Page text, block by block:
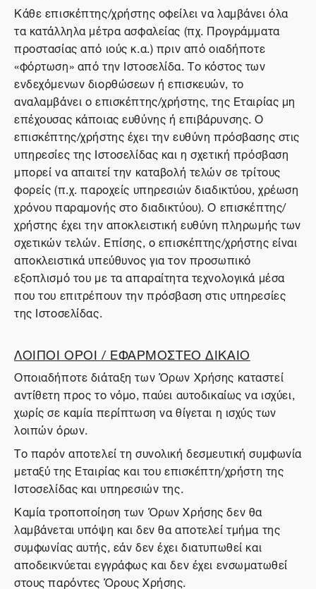
Κάθε επισκέπτης/χρήστης οφείλει να λαμβάνει όλα
τα κατάλληλα μέτρα ασφαλείας (πχ. Προγράμματα
προστασίας από ιούς κ.α.) πριν από οιαδήποτε
«φόρτωση» από την Ιστοσελίδα. Το κόστος των
ενδεχόμενων διορθώσεων ή επισκευών, το
αναλαμβάνει ο επισκέπτης/χρήστης, της Εταιρίας μη
επέχουσας κάποιας ευθύνης ή επιβάρυνσης. Ο
επισκέπτης/χρήστης έχει την ευθύνη πρόσβασης στις
υπηρεσίες της Ιστοσελίδας και η σχετική πρόσβαση
μπορεί να απαιτεί την καταβολή τελών σε τρίτους
φορείς (π.χ. παροχείς υπηρεσιών διαδικτύου, χρέωση
χρόνου παραμονής στο διαδικτύου). Ο επισκέπτης/
χρήστης έχει την αποκλειστική ευθύνη πληρωμής των
σχετικών τελών. Επίσης, ο επισκέπτης/χρήστης είναι
αποκλειστικά υπεύθυνος για τον προσωπικό
εξοπλισμό του με τα απαραίτητα τεχνολογικά μέσα
που του επιτρέπουν την πρόσβαση στις υπηρεσίες
της Ιστοσελίδας.
ΛΟΙΠΟΙ ΟΡΟΙ / ΕΦΑΡΜΟΣΤΕΟ ΔΙΚΑΙΟ
Οποιαδήποτε διάταξη των Όρων Χρήσης καταστεί
αντίθετη προς το νόμο, παύει αυτοδικαίως να ισχύει,
χωρίς σε καμία περίπτωση να θίγεται η ισχύς των
λοιπών όρων.
Το παρόν αποτελεί τη συνολική δεσμευτική συμφωνία
μεταξύ της Εταιρίας και του επισκέπτη/χρήστη της
Ιστοσελίδας και υπηρεσιών της.
Καμία τροποποίηση των Όρων Χρήσης δεν θα
λαμβάνεται υπόψη και δεν θα αποτελεί τμήμα της
συμφωνίας αυτής, εάν δεν έχει διατυπωθεί και
αποδεικνύεται εγγράφως και δεν έχει ενσωματωθεί
στους παρόντες Όρους Χρήσης.